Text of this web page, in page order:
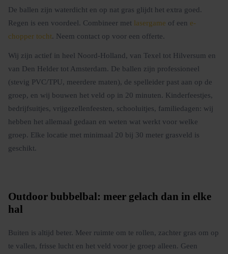
De ballen zijn waterdicht en op nat gras glijdt het extra goed.
Regen is een voordeel. Combineer met lasergame of een e-
chopper tocht. Neem contact op voor een offerte.
Wij zijn actief in heel Noord-Holland, van Texel tot Hilversum en
van Den Helder tot Amsterdam. De ballen zijn professioneel
(stevig PVC/TPU, meerdere maten), de spelleider past aan op de
groep, en wij bouwen het veld op in 20 minuten. Kinderfeestjes,
bedrijfsuitjes, vrijgezellenfeesten, schooluitjes, familiedagen: wij
hebben het allemaal gedaan en weten wat werkt voor welke
groep. Elke locatie met minimaal 20 bij 30 meter grasveld is
geschikt.
Outdoor bubbelbal: meer gelach dan in elke
hal
Buiten is altijd beter. Meer ruimte om te rollen, zachter gras om op
te vallen, frisse lucht en het veld voor je groep alleen. Geen